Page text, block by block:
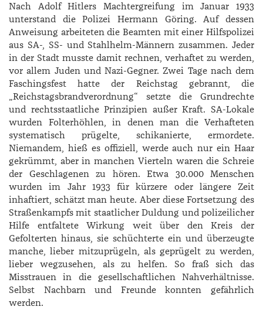
Nach Adolf Hitlers Machtergreifung im Januar 1933
unterstand die Polizei ­Hermann ­Göring. Auf dessen
Anweisung arbeiteten die Beamten mit einer Hilfspolizei
aus SA-, SS- und Stahlhelm-Männern zusammen. Jeder
in der Stadt musste damit rechnen, verhaftet zu werden,
vor allem Juden und Nazi-Gegner. Zwei Tage nach dem
Faschingsfest hatte der Reichstag gebrannt, die
„Reichstagsbrandverordnung“ setzte die Grundrechte
und rechtsstaatliche Prinzipien außer Kraft. SA-Lokale
wurden Folterhöhlen, in denen man die Verhafteten
systematisch prügelte, schikanierte, ermordete.
Niemandem, hieß es offiziell, werde auch nur ein Haar
gekrümmt, aber in manchen Vierteln waren die Schreie
der Geschlagenen zu hören. Etwa 30.000 Menschen
wurden im Jahr 1933 für kürzere oder längere Zeit
inhaftiert, schätzt man heute. Aber diese Fortsetzung des
Straßenkampfs mit staatlicher Duldung und polizeilicher
Hilfe entfaltete Wirkung weit über den Kreis der
Gefolterten hinaus, sie schüchterte ein und überzeugte
manche, lieber mitzuprügeln, als geprügelt zu werden,
lieber wegzusehen, als zu helfen. So fraß sich das
Misstrauen in die gesellschaftlichen Nahverhältnisse.
Selbst Nachbarn und Freunde konnten gefährlich
werden.